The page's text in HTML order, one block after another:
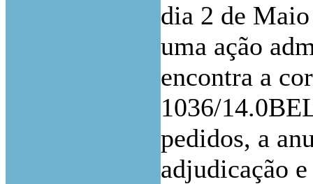
dia 2 de
uma ação
encontra a
1036/
pedidos, a
adjudicação